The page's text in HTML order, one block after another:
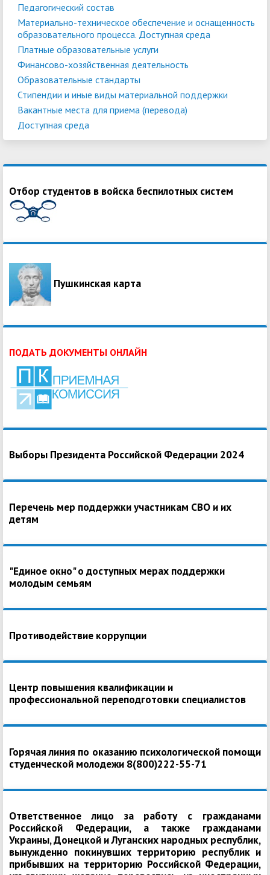
Педагогический состав
Материально-техническое обеспечение и оснащенность
образовательного процесса. Доступная среда
Платные образовательные услуги
Финансово-хозяйственная деятельность
Образовательные стандарты
Стипендии и иные виды материальной поддержки
Вакантные места для приема (перевода)
Доступная среда
Отбор студентов в войска беспилотных систем
Пушкинская карта
ПОДАТЬ ДОКУМЕНТЫ ОНЛАЙН
Выборы Президента Российской Федерации 2024
Перечень мер поддержки участникам СВО и их
детям
"Единое окно" о доступных мерах поддержки
молодым семьям
Противодействие коррупции
Центр повышения квалификации и
профессиональной переподготовки специалистов
Горячая линия по оказанию психологической помощи
студенческой молодежи 8(800)222-55-71
Ответственное лицо за работу с гражданами
Российской Федерации, а также гражданами
Украины, Донецкой и Луганских народных республик,
вынужденно покинувших территорию республик и
прибывших на территорию Российской Федерации,